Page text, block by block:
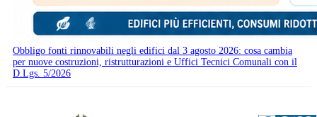
Obbligo fonti rinnovabili negli edifici dal 3 agosto 2026: cosa cambia
per nuove costruzioni, ristrutturazioni e Uffici Tecnici Comunali con il
D.Lgs. 5/2026